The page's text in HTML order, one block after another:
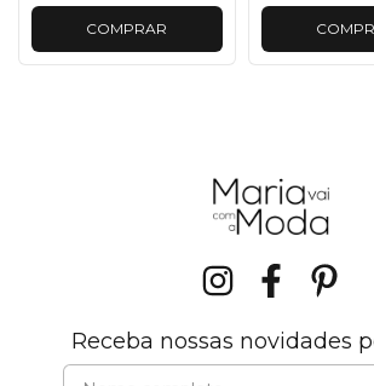
COMPRAR
Receba nossas novidades